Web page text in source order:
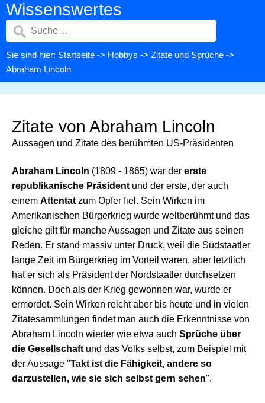
Wissenswertes
Sie sind hier: Startseite -> Hobbys -> Zitate und Sprüche ->
Abraham Lincoln
Zitate von Abraham Lincoln
Aussagen und Zitate des berühmten US-Präsidenten
Abraham Lincoln (1809 - 1865) war der erste
republikanische Präsident und der erste, der auch
einem Attentat zum Opfer fiel. Sein Wirken im
Amerikanischen Bürgerkrieg wurde weltberühmt und das
gleiche gilt für manche Aussagen und Zitate aus seinen
Reden. Er stand massiv unter Druck, weil die Südstaatler
lange Zeit im Bürgerkrieg im Vorteil waren, aber letztlich
hat er sich als Präsident der Nordstaatler durchsetzen
können. Doch als der Krieg gewonnen war, wurde er
ermordet. Sein Wirken reicht aber bis heute und in vielen
Zitatesammlungen findet man auch die Erkenntnisse von
Abraham Lincoln wieder wie etwa auch Sprüche über
die Gesellschaft und das Volks selbst, zum Beispiel mit
der Aussage "Takt ist die Fähigkeit, andere so
darzustellen, wie sie sich selbst gern sehen".